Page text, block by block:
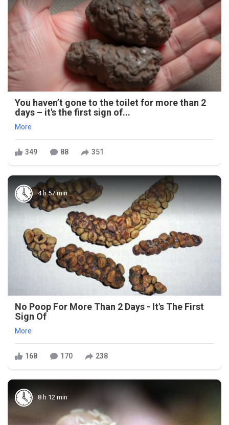
You haven’t gone to the toilet for more than 2
days – it's the first sign of...
More
349 88 351
4 h 57 min
No Poop For More Than 2 Days - It's The First
Sign Of
More
168 170 238
8 h 12 min